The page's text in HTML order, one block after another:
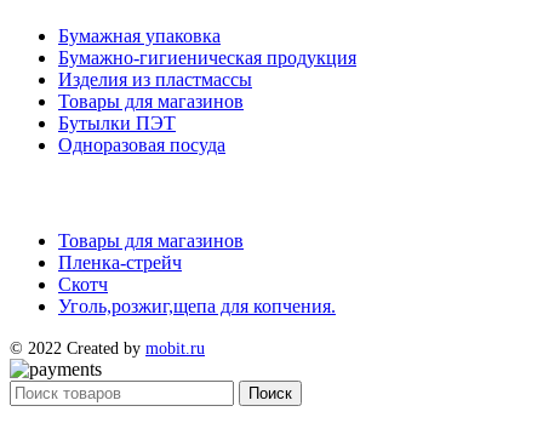
Бумажная упаковка
Бумажно-гигиеническая продукция
Изделия из пластмассы
Товары для магазинов
Бутылки ПЭТ
Одноразовая посуда
Товары для магазинов
Пленка-стрейч
Скотч
Уголь,розжиг,щепа для копчения.
© 2022 Created by mobit.ru
Поиск